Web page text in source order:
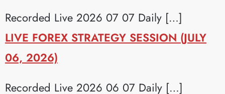
Recorded Live 2026 07 07 Daily […]
LIVE FOREX STRATEGY SESSION (JULY
06, 2026)
Recorded Live 2026 06 07 Daily […]